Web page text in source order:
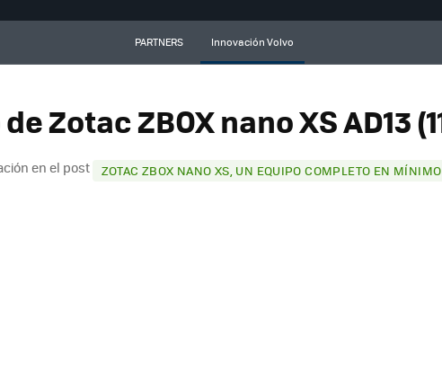
PARTNERS Innovación Volvo
Zotac ZBOX nano XS AD13
en el post ZOTAC ZBOX NANO XS, UN EQUIPO COMPLETO EN